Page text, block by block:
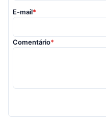
E-mail*
Comentário*